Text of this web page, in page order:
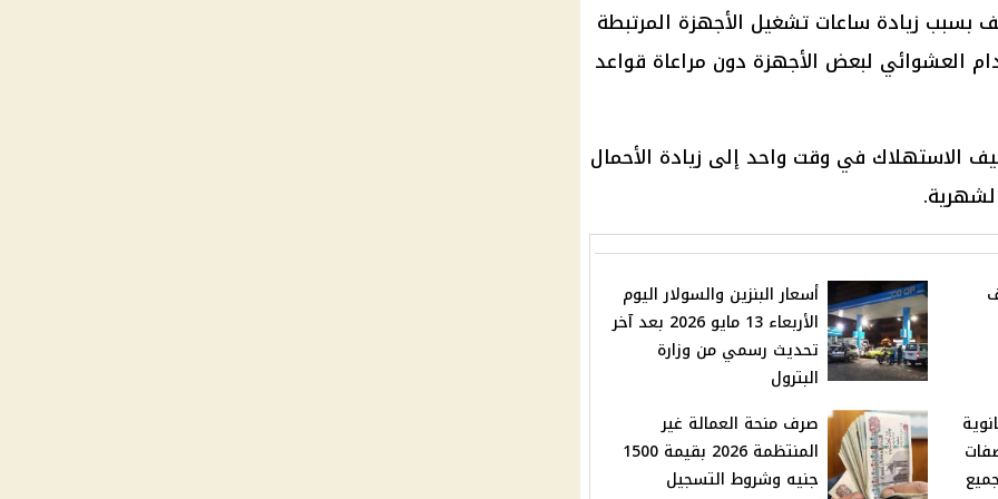
بسبب زيادة ساعات تشغيل الأجهزة المرتبطة
العشوائي لبعض الأجهزة دون مراعاة قواعد
الاستهلاك في وقت واحد إلى زيادة الأحمال
أسعار البنزين والسولار اليوم
الأربعاء 13 مايو 2026 بعد آخر
تحديث رسمي من وزارة
البترول
صرف منحة العمالة غير
المنتظمة 2026 بقيمة 1500
جنيه وشروط التسجيل